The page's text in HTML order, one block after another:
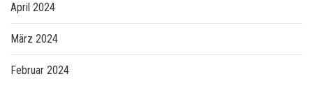
April 2024
März 2024
Februar 2024